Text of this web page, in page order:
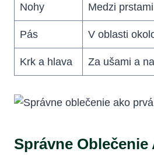
Nohy Medzi
Pás V oblasti
Krk a hlava Za ušami a
Správne Oblečenie